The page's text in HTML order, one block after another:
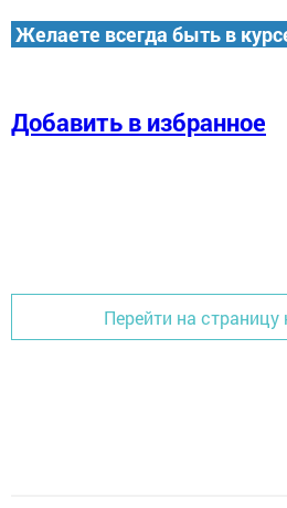
Желаете всегда быть в
Добавить в избранное
Перейти на страницу